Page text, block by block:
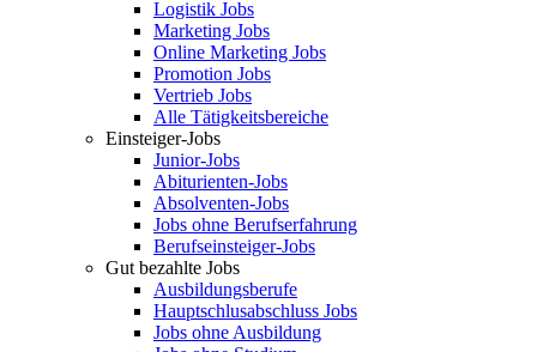
Logistik Jobs
Marketing Jobs
Online Marketing Jobs
Promotion Jobs
Vertrieb Jobs
Alle Tätigkeitsbereiche
Einsteiger-Jobs
Junior-Jobs
Abiturienten-Jobs
Absolventen-Jobs
Jobs ohne Berufserfahrung
Berufseinsteiger-Jobs
Gut bezahlte Jobs
Ausbildungsberufe
Hauptschlusabschluss Jobs
Jobs ohne Ausbildung